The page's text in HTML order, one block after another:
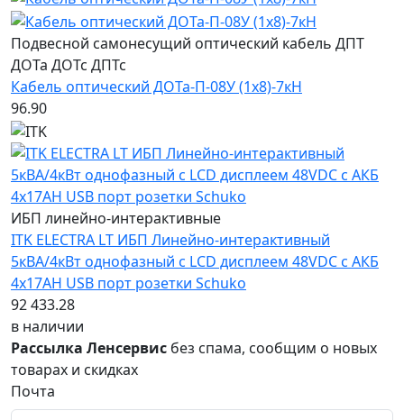
Подвесной самонесущий оптический кабель ДПТ
ДОТа ДОТс ДПТс
Кабель оптический ДОТа-П-08У (1х8)-7кН
96.90
ИБП линейно-интерактивные
ITK ELECTRA LT ИБП Линейно-интерактивный
5кВА/4кВт однофазный с LCD дисплеем 48VDC с АКБ
4х17AH USB порт розетки Schuko
92 433.28
в наличии
Рассылка Ленсервис без спама, сообщим о новых
товарах и скидках
Почта